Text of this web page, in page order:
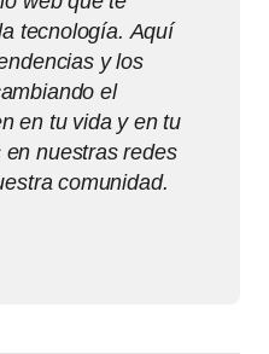
tecnología. Aquí
y los
el
en tu vida y en tu
nuestras redes
comunidad.